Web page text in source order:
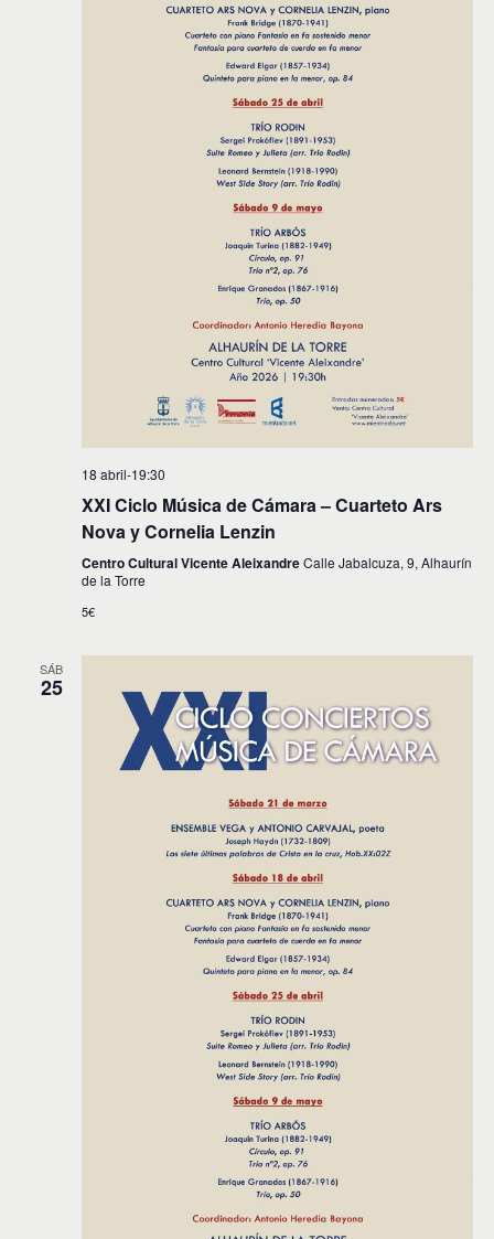
18 abril-19:30
XXI Ciclo Música de Cámara – Cuarteto Ars
Nova y Cornelia Lenzin
Centro Cultural Vicente AleixandreCalle Jabalcuza, 9, Alhaurín
de la Torre
5€
SÁB
25